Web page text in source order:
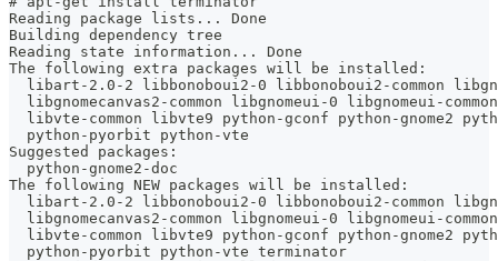
Reading package lists... Done
Building dependency tree
Reading state information... Done
The following extra packages will be installed:
libart-2.0-2 libbonoboui2-0 libbonoboui2-common
libgnomecanvas2-common libgnomeui-0 libgnomeui-
libvte-common libvte9 python-gconf python-gnome2
  python-pyorbit python-vte
Suggested packages:
  python-gnome2-doc
The following NEW packages will be installed:
libart-2.0-2 libbonoboui2-0 libbonoboui2-common
libgnomecanvas2-common libgnomeui-0 libgnomeui-
libvte-common libvte9 python-gconf python-gnome2
  python-pyorbit python-vte terminator